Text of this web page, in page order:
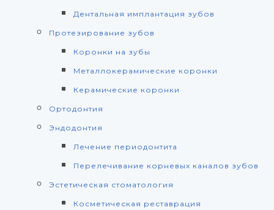
Дентальная имплантация зубов
Протезирование зубов
Коронки на зубы
Металлокерамические коронки
Керамические коронки
Ортодонтия
Эндодонтия
Лечение периодонтита
Перелечивание корневых каналов зубов
Эстетическая стоматология
Косметическая реставрация